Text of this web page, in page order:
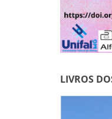
LIVROS